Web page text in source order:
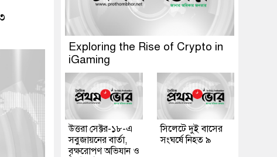
Exploring the Rise of Crypto in
iGaming
উত্তরা সেক্টর-১৮-এ
সবুজায়নের বার্তা,
বৃক্ষরোপণ অভিযান ও
সিলেটে দুই বাসের
সংঘর্ষে নিহত ৯